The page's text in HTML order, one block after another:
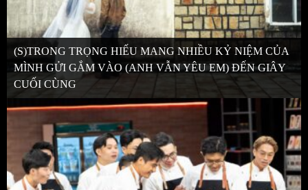
(S)TRONG TRỌNG HIẾU MANG NHIỀU KỶ NIỆM CỦA
MÌNH GỬI GẮM VÀO (ANH VẪN YÊU EM) ĐẾN GIÂY
CUỐI CÙNG